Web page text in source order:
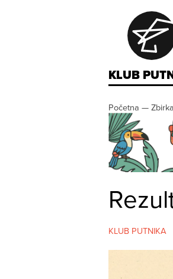
KLUB
Početna — Zbirka
KLUB PUTNIKA